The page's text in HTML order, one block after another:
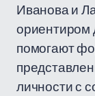
Иванова и
ориентиром
помогают
личности с